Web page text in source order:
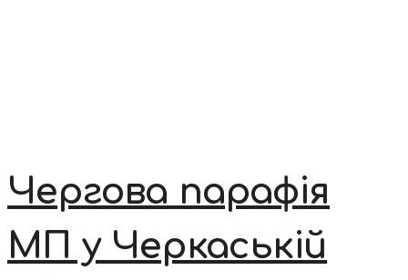
Чергова парафія
МП у Черкаській